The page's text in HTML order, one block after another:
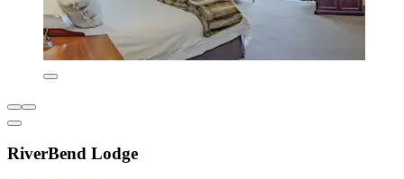
RiverBend Lodge